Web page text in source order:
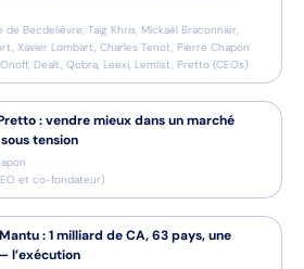
de Becdelièvre, Taïg Khris, Mickaël Braconnier,
Xavier Lombart, Charles Tenot, Pierre Chapon
Dealt, Qobra, Leexi, Lemlist, Pretto (CEOs)
: vendre mieux dans un marché
tension
et co-fondateur)
Mantu : 1 milliard de CA, 63 pays, une
l’exécution